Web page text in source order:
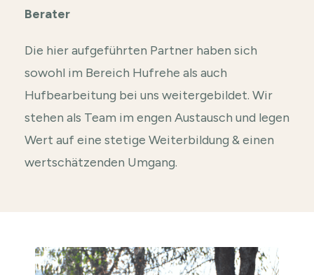
Berater
Die hier aufgeführten Partner haben sich
sowohl im Bereich Hufrehe als auch
Hufbearbeitung bei uns weitergebildet. Wir
stehen als Team im engen Austausch und legen
Wert auf eine stetige Weiterbildung & einen
wertschätzenden Umgang.